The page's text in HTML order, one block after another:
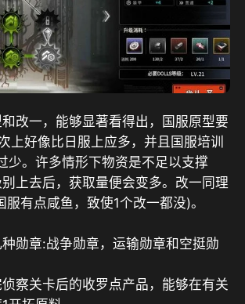
改一，能够显著看得出，国服原型要
上好像比日服上应多，并且国服培训
少。许多情形下物资是不足以支撑
上去后，获取量便会变多。改一同理
有点咸鱼，致使1个改一都没)。
勋章:战争勋章，运输勋章和空挺勋
察关卡后的收罗点产品，能够在有关